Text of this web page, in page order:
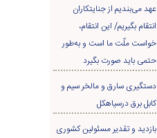
عهد می‌بندیم از جنایتکاران
انتقام بگیریم/ این انتقام،
خواست ملّت ما است و به‌طور
حتمی باید صورت بگیرد
دستگیری سارق و مالخر سیم و
کابل برق درسیاهکل
بازدید و تقدیر مسئولین کشوری